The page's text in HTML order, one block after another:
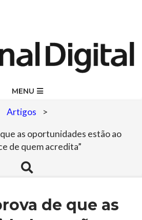
MENU
Artigos >
que as oportunidades estão ao
de quem acredita”
Search
de que as